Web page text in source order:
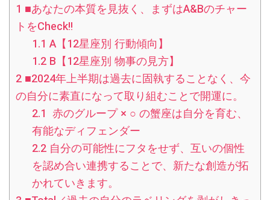
1 ■あなたの本質を見抜く、まずはA&Bのチャー
トをCheck!!
1.1 A【12星座別 行動傾向】
1.2 B【12星座別 物事の見方】
2■2024年上半期は過去に固執することなく、今
の自分に素直になって取り組むことで開運に。
2.1 赤のグループ × ○ の蟹座は自分を育む、
有能なディフェンダー
2.2 自分の可能性にフタをせず、互いの個性
を認め合い連携することで、新たな創造が拓
かれていきます。